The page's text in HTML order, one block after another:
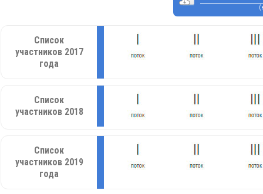
Список
участников 2017
года
Список
участников 2018
Список
участников 2019
года